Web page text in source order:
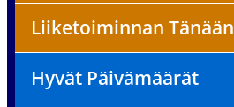
Liiketoiminnan Tänään
Hyvät Päivämäärät